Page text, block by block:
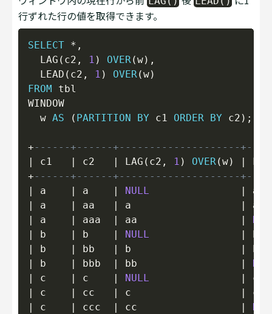
行ずれた行の値を取得できます。
SELECT * ,
  LAG
( c2 , 1 ) OVER (w) ,
  LEAD
( c2 , 1 ) OVER (w)
FROM tbl
WINDOW
  w
AS ( PARTITION BY c1 ORDER BY c2 ) ;
+------+------+--------------------
|
c1 | c2 | LAG ( c2 , 1 ) OVER (w) |
+------+------+--------------------
|
a | a | NULL |
|
a | aa | a |
|
a | aaa | aa |
|
b | b | NULL |
|
b | bb | b |
|
b | bbb | bb |
|
c | c | NULL |
|
c | cc | c |
|
c | ccc | cc |